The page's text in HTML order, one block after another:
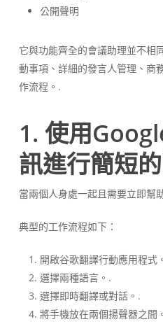
公開聲明
它與功能齊全的會議助理並不相
動事項、詳細的發言人管理、商
作流程。.
1. 使用
訊進行簡短
當兩個人身處一起且需要立即幫
典型的工作流程如下：
開啟谷歌翻譯行動應用程式
選擇兩種語言。.
選擇即時翻譯或對話。.
將手機放在兩個揚聲器之間